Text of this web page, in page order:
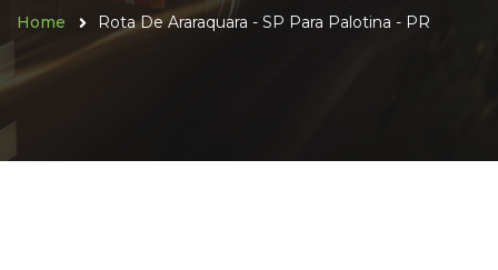
Home Rota De Araraquara - SP Para Palotina - PR